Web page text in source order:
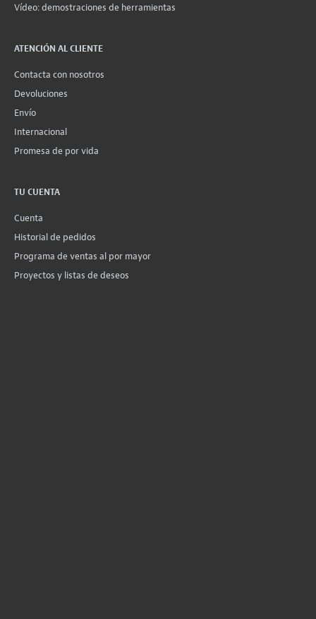
Vídeo: demostraciones de herramientas
ATENCIÓN AL CLIENTE
Contacta con nosotros
Devoluciones
Envío
Internacional
Promesa de por vida
TU CUENTA
Cuenta
Historial de pedidos
Programa de ventas al por mayor
Proyectos y listas de deseos